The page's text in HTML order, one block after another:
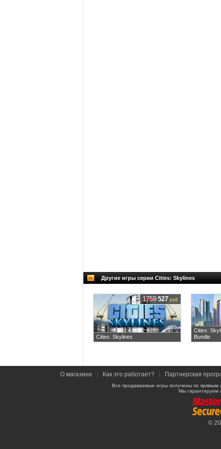
Другие игры серии Cities: Skylines
Cities: Skylines
1759 527 руб
Cities:
Bundle
О магазине Как это работает? Партнерская
Все продаваемые игры получены по
Мы гарантируем
©